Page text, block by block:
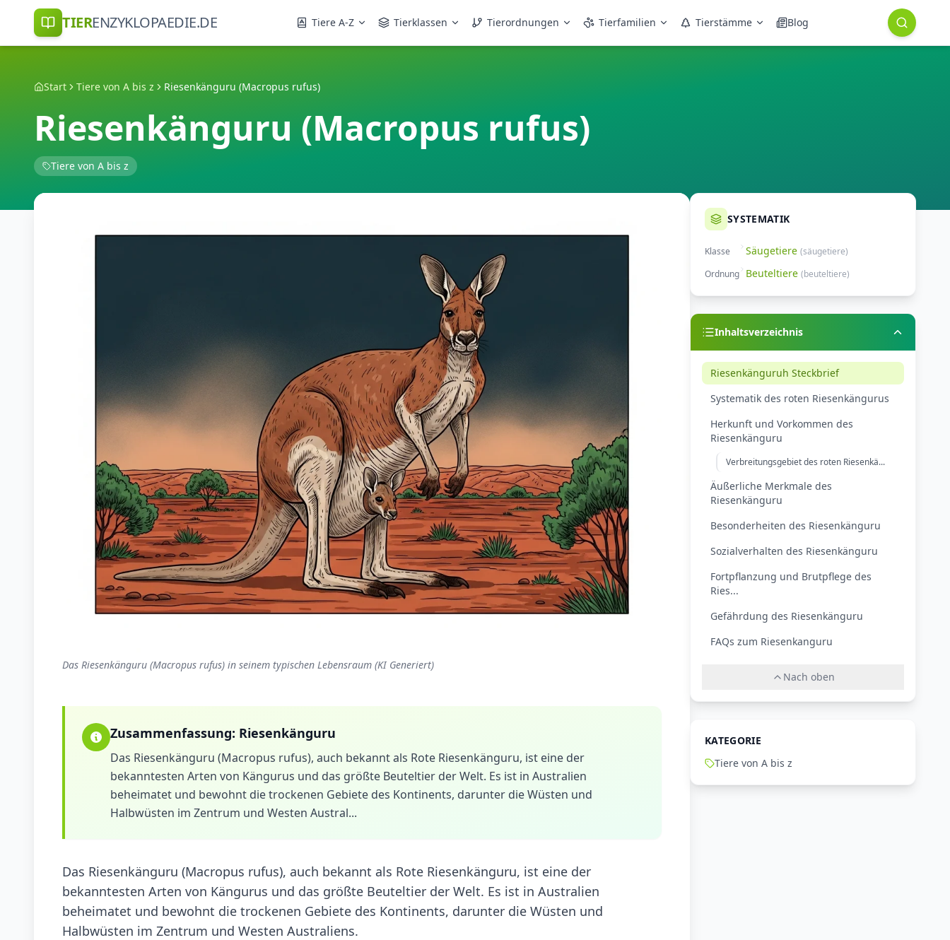
TIERENZYKLOPAEDIE.DE Tiere A-Z Tierklassen Tierordnungen Tierfamilien Tierstämme Blog
Start Tiere von A bis z Riesenkänguru (Macropus rufus)
Riesenkänguru (Macropus rufus)
Tiere von A bis z
Das Riesenkänguru (Macropus rufus) in seinem typischen Lebensraum (KI Generiert)
Zusammenfassung: Riesenkänguru
Das Riesenkänguru (Macropus rufus), auch bekannt als Rote Riesenkänguru, ist eine der
bekanntesten Arten von Kängurus und das größte Beuteltier der Welt. Es ist in Australien
beheimatet und bewohnt die trockenen Gebiete des Kontinents, darunter die Wüsten und
Halbwüsten im Zentrum und Westen Austral...
Das Riesenkänguru (Macropus rufus), auch bekannt als Rote Riesenkänguru, ist eine der
bekanntesten Arten von Kängurus und das größte Beuteltier der Welt. Es ist in Australien
beheimatet und bewohnt die trockenen Gebiete des Kontinents, darunter die Wüsten und
Halbwüsten im Zentrum und Westen Australiens.
SYSTEMATIK
Klasse Säugetiere (säugetiere)
Ordnung Beuteltiere (beuteltiere)
Inhaltsverzeichnis
Riesenkänguruh Steckbrief
Systematik des roten Riesenkängurus
Herkunft und Vorkommen des
Riesenkänguru
Verbreitungsgebiet des roten Riesenkä...
Äußerliche Merkmale des
Riesenkänguru
Besonderheiten des Riesenkänguru
Sozialverhalten des Riesenkänguru
Fortpflanzung und Brutpflege des
Ries...
Gefährdung des Riesenkänguru
FAQs zum Riesenkanguru
Nach oben
KATEGORIE
Tiere von A bis z